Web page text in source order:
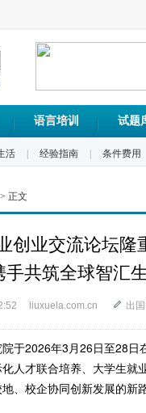
语言培训 试题
活 经验指南 条件费用
正文
创业交流论坛隆
手共筑全球智汇
liuxuela.com.cn 出
于2026年3月26日至28日
人才联合培养、大学生就
、校企协同创新发展的新路